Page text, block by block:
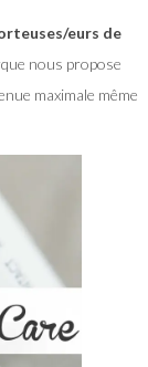
eurs de
nous propose
maximale même